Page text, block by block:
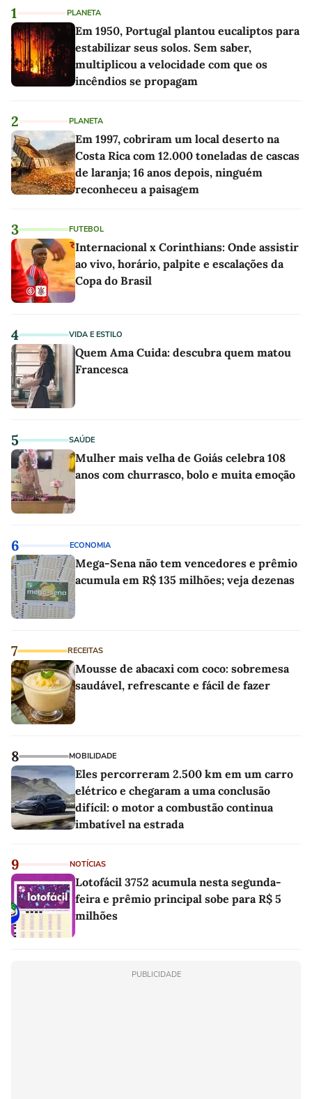
1 PLANETA
Em 1950, Portugal plantou eucaliptos para
estabilizar seus solos. Sem saber,
multiplicou a velocidade com que os
incêndios se propagam
2 PLANETA
Em 1997, cobriram um local deserto na
Costa Rica com 12.000 toneladas de cascas
de laranja; 16 anos depois, ninguém
reconheceu a paisagem
3 FUTEBOL
Internacional x Corinthians: Onde assistir
ao vivo, horário, palpite e escalações da
Copa do Brasil
4 VIDA E ESTILO
Quem Ama Cuida: descubra quem matou
Francesca
5 SAÚDE
Mulher mais velha de Goiás celebra 108
anos com churrasco, bolo e muita emoção
6 ECONOMIA
Mega-Sena não tem vencedores e prêmio
acumula em R$ 135 milhões; veja dezenas
7 RECEITAS
Mousse de abacaxi com coco: sobremesa
saudável, refrescante e fácil de fazer
8 MOBILIDADE
Eles percorreram 2.500 km em um carro
elétrico e chegaram a uma conclusão
difícil: o motor a combustão continua
imbatível na estrada
9 NOTÍCIAS
Lotofácil 3752 acumula nesta segunda-
feira e prêmio principal sobe para R$ 5
milhões
PUBLICIDADE